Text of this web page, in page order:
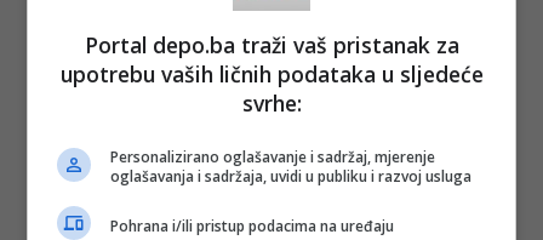
Portal depo.ba traži vaš pristanak za
upotrebu vaših ličnih podataka u sljedeće
svrhe:
Personalizirano oglašavanje i sadržaj, mjerenje
oglašavanja i sadržaja, uvidi u publiku i razvoj usluga
Pohrana i/ili pristup podacima na uređaju